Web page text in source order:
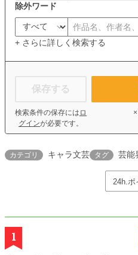
除外ワード
+ さらに詳しく検索する
保存する
検索条件の保存には ロ
グインが必要です。
カテゴリ キャラ文芸 タグ 芸能
1